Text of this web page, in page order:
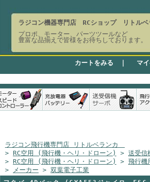
ラジコン機器専門店 RCショップ リトルベ
プロポ、モーター、パーツツールなど
豊富な品揃えで皆様をお待ちしております。
カートをみる マ
ラジコン飛行機専門店 リトルベランカ
> RC空用 (飛行機・ヘリ・ドローン) > 送受信
> RC空用 (飛行機・ヘリ・ドローン) > 飛行機
>
メーカー > 双葉電子工業